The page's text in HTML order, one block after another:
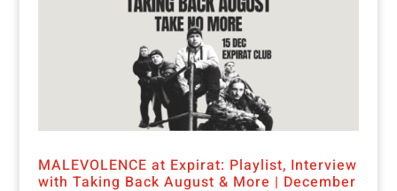
MALEVOLENCE at Expirat: Playlist, Interview
with Taking Back August & More | December